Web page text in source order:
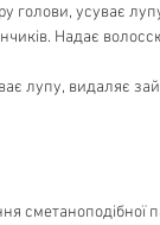
голови, усуває
Надає
лупу, видаляє
сметаноподібної